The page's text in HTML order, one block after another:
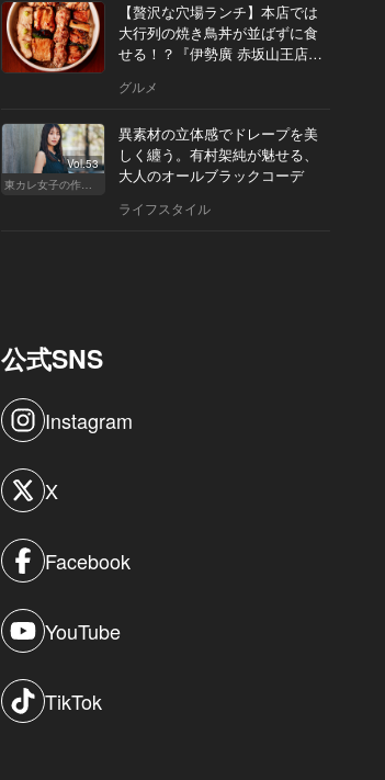
【贅沢な穴場ランチ】本店では
大行列の焼き鳥丼が並ばずに食
せる！？『伊勢廣 赤坂山王店』
グルメ
Vol.53
東カレ女子の作り方
異素材の立体感でドレープを美
しく纏う。有村架純が魅せる、
大人のオールブラックコーデ
ライフスタイル
公式SNS
Instagram
X
Facebook
YouTube
TikTok